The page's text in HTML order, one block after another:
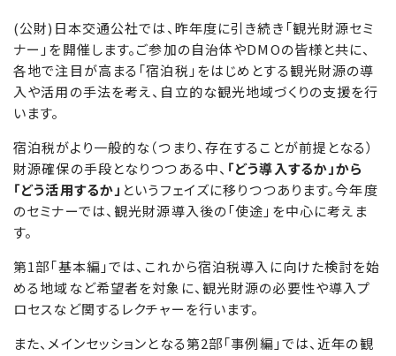
(公財)日本交通公社では、昨年度に引き続き「観光財源セミ
ナー」を開催します。ご参加の自治体やDMOの皆様と共に、
各地で注目が高まる「宿泊税」をはじめとする観光財源の導
入や活用の手法を考え、自立的な観光地域づくりの支援を行
います。
宿泊税がより一般的な（つまり、存在することが前提となる）
財源確保の手段となりつつある中、 「どう導入するか」から
「どう活用するか」 というフェイズに移りつつあります。今年度
のセミナーでは、観光財源導入後の「使途」を中心に考えま
す。
第1部「基本編」では、これから宿泊税導入に向けた検討を始
める地域など希望者を対象に、観光財源の必要性や導入プ
ロセスなど関するレクチャーを行います。
また、メインセッションとなる第2部「事例編」では、近年の観